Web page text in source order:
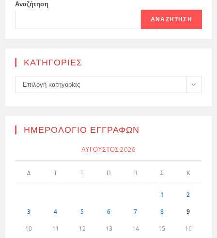
Αναζήτηση
ΑΝΑΖΉΤΗΣΗ
KΑΤΗΓΟΡΊΕΣ
Kατηγορίες
Επιλογή κατηγορίας
ΗΜΕΡΟΛΌΓΙΟ ΕΓΓΡΑΦΏΝ
ΑΎΓΟΥΣΤΟΣ 2026
Δ Τ Τ Π Π Σ Κ
1 2
3 4 5 6 7 8 9
10 11 12 13 14 15 16